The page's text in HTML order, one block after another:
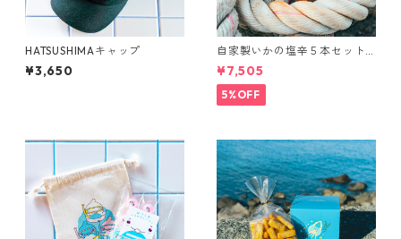
HATSUSHIMAキャップ
¥3,650
自家製いかの塩辛５本セット
（瓶入り）
¥7,505
5%OFF